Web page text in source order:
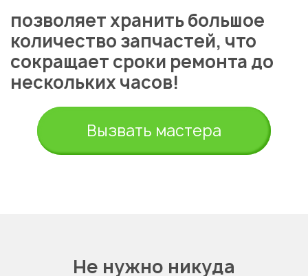
позволяет хранить большое
количество запчастей, что
сокращает сроки ремонта до
нескольких часов!
Вызвать мастера
Не нужно никуда